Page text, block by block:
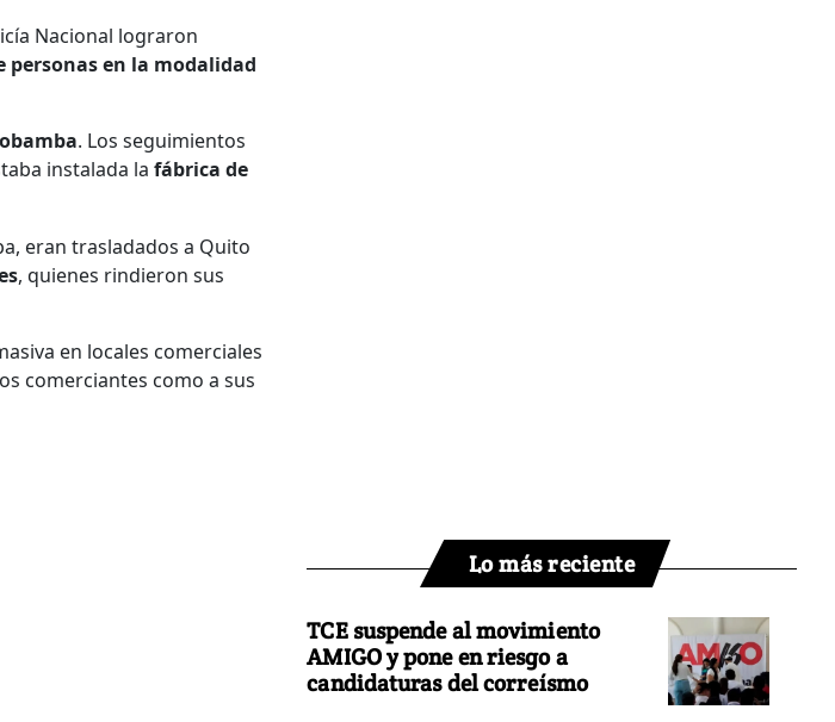
Nacional lograron
en la modalidad
. Los seguimientos
instalada la fábrica de
eran trasladados a Quito
, quienes rindieron sus
en locales comerciales
comerciantes como a sus
Lo más reciente
TCE suspende al movimiento
AMIGO y pone en riesgo a
candidaturas del correísmo